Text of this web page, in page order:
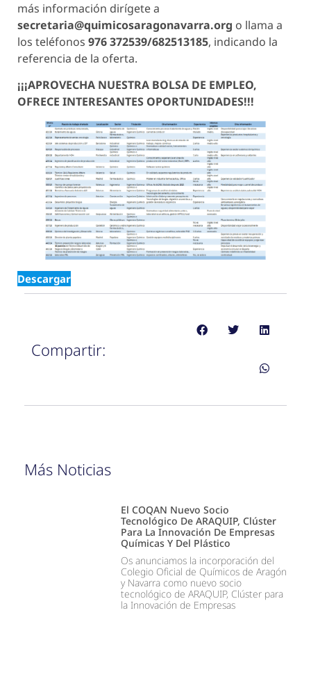
más información dirígete a
secretaria@quimicosaragonavarra.org o llama a
los teléfonos 976 372539/682513185, indicando la
referencia de la oferta.
¡¡¡APROVECHA NUESTRA BOLSA DE EMPLEO,
OFRECE INTERESANTES OPORTUNIDADES!!!
Descargar
Compartir:
Más Noticias
El COQAN Nuevo Socio
Tecnológico De ARAQUIP, Clúster
Para La Innovación De Empresas
Químicas Y Del Plástico
Os anunciamos la incorporación del
Colegio Oficial de Químicos de Aragón
y Navarra como nuevo socio
tecnológico de ARAQUIP, Clúster para
la Innovación de Empresas